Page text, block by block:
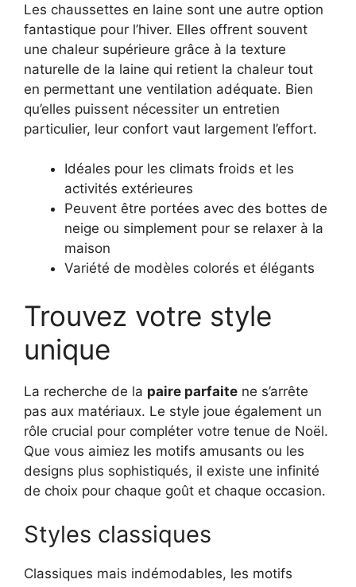
Les chaussettes en laine sont une autre option
fantastique pour l’hiver. Elles offrent souvent
une chaleur supérieure grâce à la texture
naturelle de la laine qui retient la chaleur tout
en permettant une ventilation adéquate. Bien
qu’elles puissent nécessiter un entretien
particulier, leur confort vaut largement l’effort.
Idéales pour les climats froids et les
activités extérieures
Peuvent être portées avec des bottes de
neige ou simplement pour se relaxer à la
maison
Variété de modèles colorés et élégants
Trouvez votre style
unique
La recherche de la paire parfaite ne s’arrête
pas aux matériaux. Le style joue également un
rôle crucial pour compléter votre tenue de Noël.
Que vous aimiez les motifs amusants ou les
designs plus sophistiqués, il existe une infinité
de choix pour chaque goût et chaque occasion.
Styles classiques
Classiques mais indémodables, les motifs